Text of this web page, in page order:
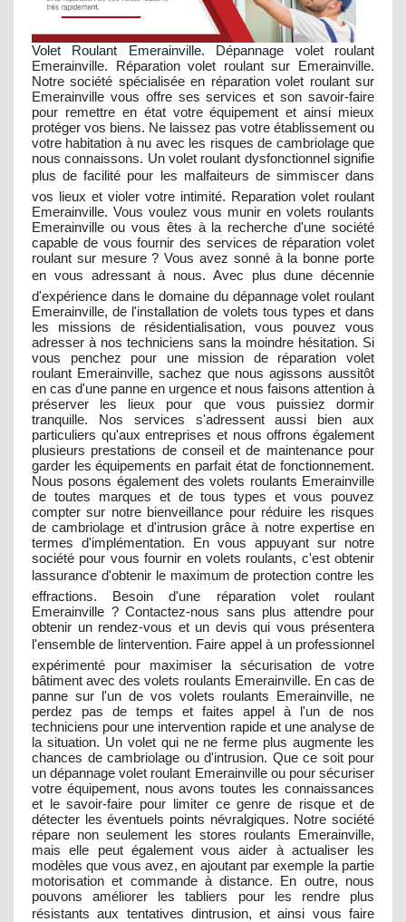
Volet Roulant Emerainville. Dépannage volet roulant
Emerainville. Réparation volet roulant sur Emerainville.
Notre société spécialisée en réparation volet roulant sur
Emerainville vous offre ses services et son savoir-faire
pour remettre en état votre équipement et ainsi mieux
protéger vos biens. Ne laissez pas votre établissement ou
votre habitation à nu avec les risques de cambriolage que
nous connaissons. Un volet roulant dysfonctionnel signifie
plus de facilité pour les malfaiteurs de simmiscer dans
vos lieux et violer votre intimité. Reparation volet roulant
Emerainville. Vous voulez vous munir en volets roulants
Emerainville ou vous êtes à la recherche d'une société
capable de vous fournir des services de réparation volet
roulant sur mesure ? Vous avez sonné à la bonne porte
en vous adressant à nous. Avec plus dune décennie
d'expérience dans le domaine du dépannage volet roulant
Emerainville, de l'installation de volets tous types et dans
les missions de résidentialisation, vous pouvez vous
adresser à nos techniciens sans la moindre hésitation. Si
vous penchez pour une mission de réparation volet
roulant Emerainville, sachez que nous agissons aussitôt
en cas d'une panne en urgence et nous faisons attention à
préserver les lieux pour que vous puissiez dormir
tranquille. Nos services s'adressent aussi bien aux
particuliers qu'aux entreprises et nous offrons également
plusieurs prestations de conseil et de maintenance pour
garder les équipements en parfait état de fonctionnement.
Nous posons également des volets roulants Emerainville
de toutes marques et de tous types et vous pouvez
compter sur notre bienveillance pour réduire les risques
de cambriolage et d'intrusion grâce à notre expertise en
termes d'implémentation. En vous appuyant sur notre
société pour vous fournir en volets roulants, c'est obtenir
lassurance d'obtenir le maximum de protection contre les
effractions. Besoin d'une réparation volet roulant
Emerainville ? Contactez-nous sans plus attendre pour
obtenir un rendez-vous et un devis qui vous présentera
l'ensemble de lintervention. Faire appel à un professionnel
expérimenté pour maximiser la sécurisation de votre
bâtiment avec des volets roulants Emerainville. En cas de
panne sur l'un de vos volets roulants Emerainville, ne
perdez pas de temps et faites appel à l'un de nos
techniciens pour une intervention rapide et une analyse de
la situation. Un volet qui ne ne ferme plus augmente les
chances de cambriolage ou d'intrusion. Que ce soit pour
un dépannage volet roulant Emerainville ou pour sécuriser
votre équipement, nous avons toutes les connaissances
et le savoir-faire pour limiter ce genre de risque et de
détecter les éventuels points névralgiques. Notre société
répare non seulement les stores roulants Emerainville,
mais elle peut également vous aider à actualiser les
modèles que vous avez, en ajoutant par exemple la partie
motorisation et commande à distance. En outre, nous
pouvons améliorer les tabliers pour les rendre plus
résistants aux tentatives dintrusion, et ainsi vous faire